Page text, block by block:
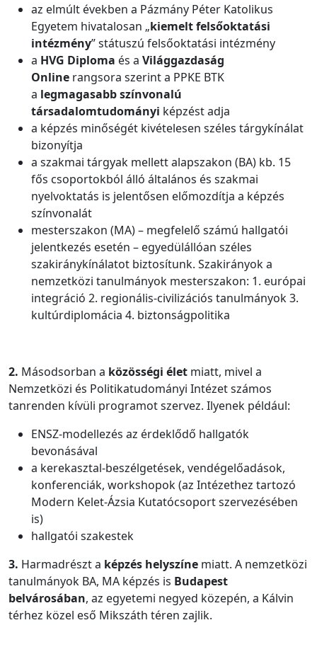
az elmúlt években a Pázmány Péter Katolikus
Egyetem hivatalosan „kiemelt felsőoktatási
intézmény” státuszú felsőoktatási intézmény
a HVG Diploma és a Világgazdaság
Online rangsora szerint a PPKE BTK
a legmagasabb színvonalú
társadalomtudományi képzést adja
a képzés minőségét kivételesen széles tárgykínálat
bizonyítja
a szakmai tárgyak mellett alapszakon (BA) kb. 15
fős csoportokból álló általános és szakmai
nyelvoktatás is jelentősen előmozdítja a képzés
színvonalát
mesterszakon (MA) – megfelelő számú hallgatói
jelentkezés esetén – egyedülállóan széles
szakiránykínálatot biztosítunk. Szakirányok a
nemzetközi tanulmányok mesterszakon: 1. európai
integráció 2. regionális-civilizációs tanulmányok 3.
kultúrdiplomácia 4. biztonságpolitika
2. Másodsorban a közösségi élet miatt, mivel a
Nemzetközi és Politikatudományi Intézet számos
tanrenden kívüli programot szervez. Ilyenek például:
ENSZ-modellezés az érdeklődő hallgatók
bevonásával
a kerekasztal-beszélgetések, vendégelőadások,
konferenciák, workshopok (az Intézethez tartozó
Modern Kelet-Ázsia Kutatócsoport szervezésében
is)
hallgatói szakestek
3. Harmadrészt a képzés helyszíne miatt. A nemzetközi
tanulmányok BA, MA képzés is Budapest
belvárosában, az egyetemi negyed közepén, a Kálvin
térhez közel eső Mikszáth téren zajlik.